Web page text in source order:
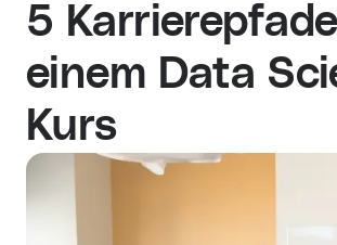
5
einem Data
Kurs